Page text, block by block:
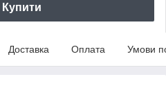
Купити
Доставка Оплата Умови